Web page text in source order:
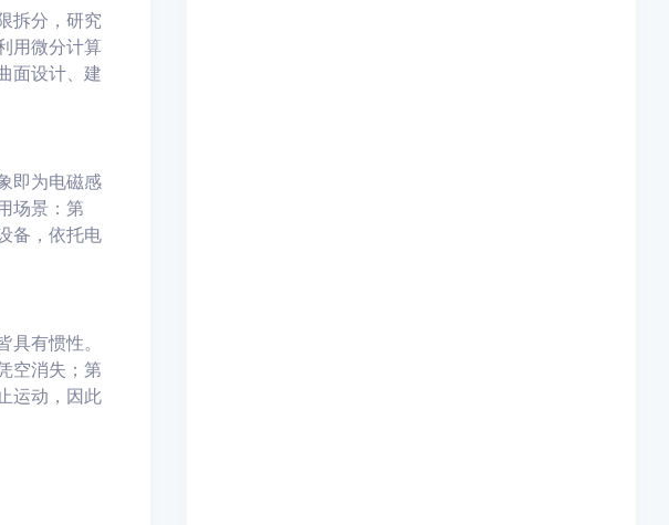
拆分，研究
用微分计算
面设计、建
即为电磁感
场景：第
备，依托电
有惯性。
空消失；第
运动，因此